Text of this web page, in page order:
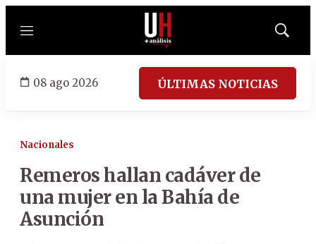
Menú
Mostrar
08 ago 2026 ÚLTIMAS NOTICIAS
Nacionales
Remeros hallan cadáver de
una mujer en la Bahía de
Asunción